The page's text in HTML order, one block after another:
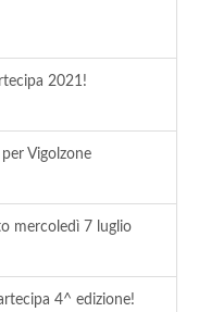
2021!
Vigolzone
mercoledì 7 luglio
4^ edizione!